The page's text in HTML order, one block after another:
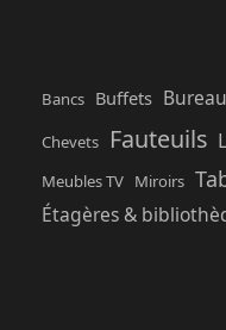
Bancs Buffets
Chevets Fauteuils
Meubles TV Miroirs
Étagères &